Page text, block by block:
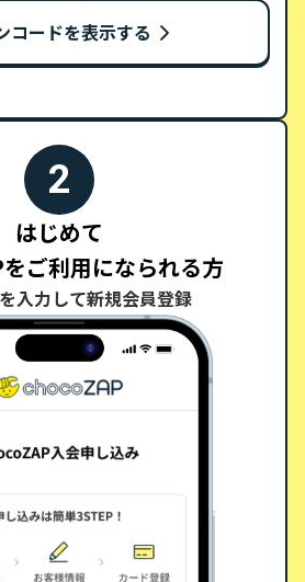
コードを表示する
2
はじめて
ご利用になられる方
入力して新規会員登録